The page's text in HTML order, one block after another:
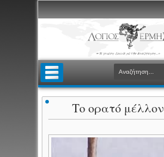
Το ορατό μέλλον